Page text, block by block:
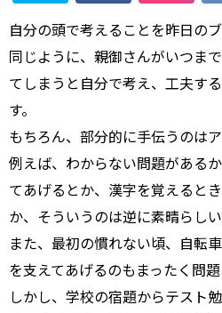
自分の頭で考えることを昨日の
同じように、親御さんがいつま
てしまうと自分で考え、工夫す
す。
もちろん、部分的に手伝うのはア
例えば、わからない問題がある
てあげるとか、漢字を覚えると
か、そういうのは逆に素晴らし
また、最初の慣れない頃、自転
を支えてあげるのもまったく問題
しかし、学校の宿題からテスト